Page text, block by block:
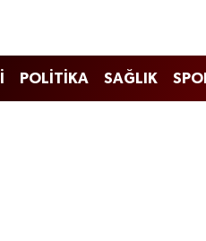
POLİTİKA SAĞLIK